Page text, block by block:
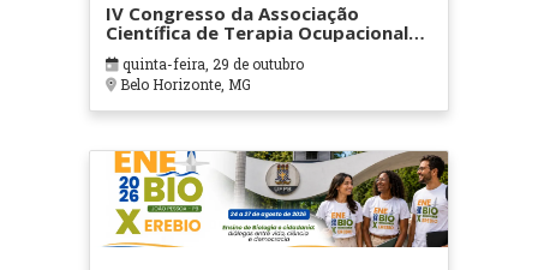
IV Congresso da Associação
Científica de Terapia Ocupacional
em Contextos Hospitalares e
Cuidados Paliativos - ATOHOSP
quinta-feira, 29 de outubro
Belo Horizonte, MG